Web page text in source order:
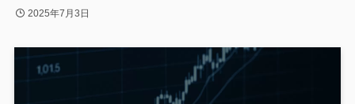
2025年7月3日